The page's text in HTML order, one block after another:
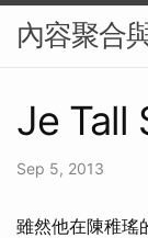
內容聚合
Je Tall
Sep 5, 2013
雖然他在陳稚瑤